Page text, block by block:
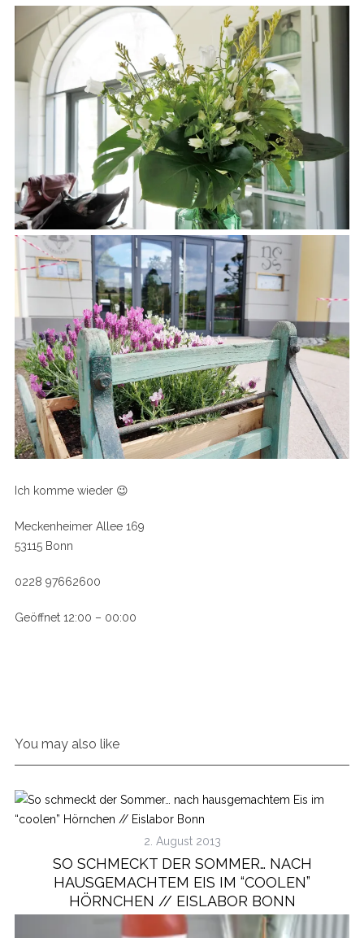
Ich komme wieder 😉
Meckenheimer Allee 169
53115 Bonn
0228 97662600
Geöffnet 12:00 – 00:00
You may also like
2. August 2013
SO SCHMECKT DER SOMMER… NACH
HAUSGEMACHTEM EIS IM “COOLEN”
HÖRNCHEN // EISLABOR BONN